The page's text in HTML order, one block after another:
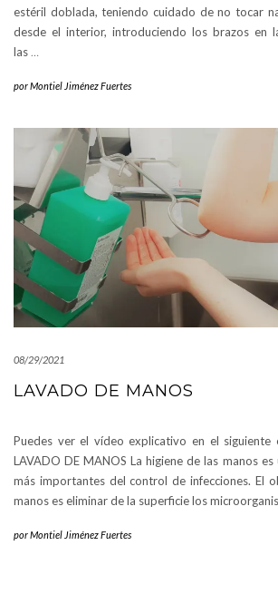
estéril doblada, teniendo cuidado de no tocar
desde el interior, introduciendo los brazos en
las …
porMontiel Jiménez Fuertes
08/29/2021
LAVADO DE MANOS
Puedes ver el vídeo explicativo en el
LAVADO DE MANOS La higiene de las manos
más importantes del control de infecciones. El
manos es eliminar de la superficie los
porMontiel Jiménez Fuertes